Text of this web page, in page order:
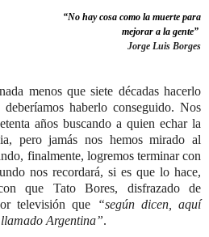
“No hay cosa como la muerte para
mejorar a la gente”
Jorge Luis Borges
menos que siete décadas hacerlo
haberlo conseguido. Nos
años buscando a quien echar la
pero jamás nos hemos mirado al
finalmente, logremos terminar con
nos recordará, si es que lo hace,
que Tato Bores, disfrazado de
televisión que
“según dicen, aquí
Argentina”.